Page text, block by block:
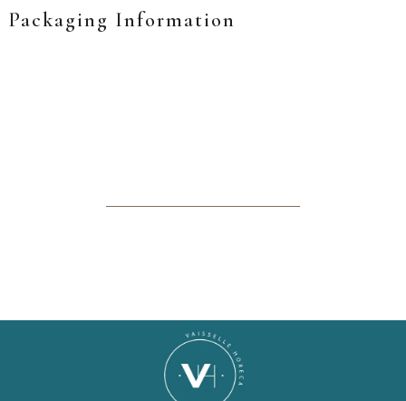
Packaging Information